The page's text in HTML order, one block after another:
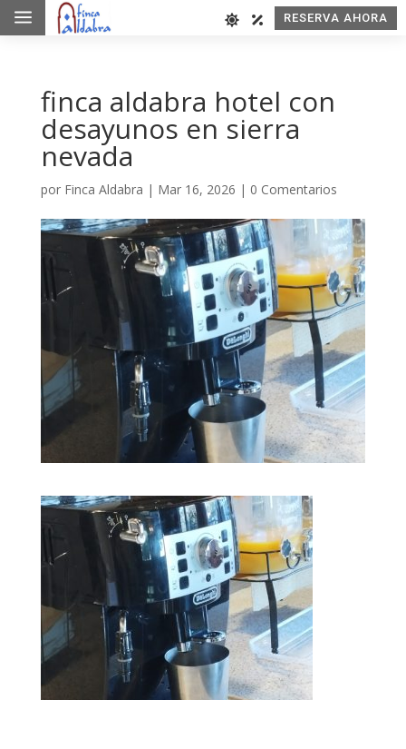
a RESERVA AHORA
finca aldabra hotel con
desayunos en sierra
nevada
por Finca Aldabra | Mar 16, 2026 | 0 Comentarios